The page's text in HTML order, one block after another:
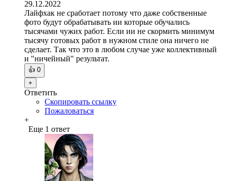
29.12.2022
Лайфхак не сработает потому что даже собственные
фото будут обрабатывать ии которые обучались
тысячами чужих работ. Если ии не скормить минимум
тысячу готовых работ в нужном стиле она ничего не
сделает. Так что это в любом случае уже коллективный
и "ничейный" результат.
👍 0
+
Ответить
Скопировать ссылку
Пожаловаться
+
Еще 1 ответ